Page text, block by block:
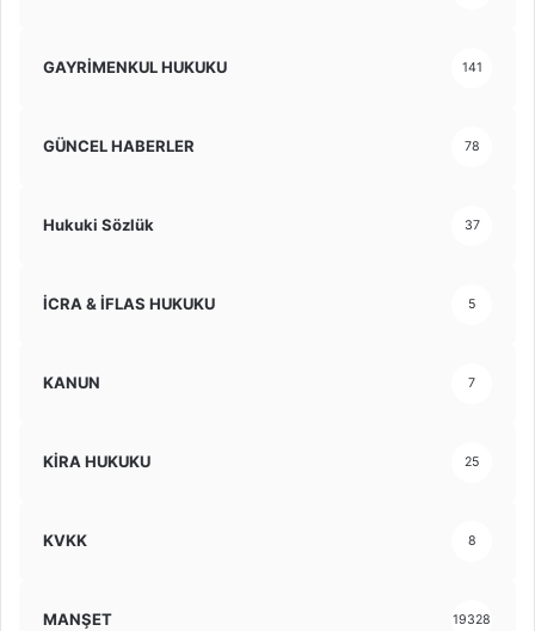
GAYRİMENKUL HUKUKU 141
GÜNCEL HABERLER 78
Hukuki Sözlük 37
İCRA & İFLAS HUKUKU 5
KANUN 7
KİRA HUKUKU 25
KVKK 8
MANŞET 19328